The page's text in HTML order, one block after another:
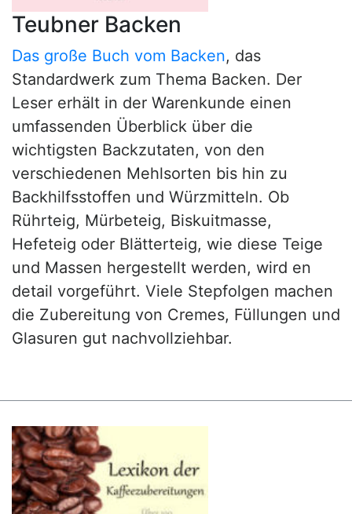
Teubner Backen
Das große Buch vom Backen, das
Standardwerk zum Thema Backen. Der
Leser erhält in der Warenkunde einen
umfassenden Überblick über die
wichtigsten Backzutaten, von den
verschiedenen Mehlsorten bis hin zu
Backhilfsstoffen und Würzmitteln. Ob
Rührteig, Mürbeteig, Biskuitmasse,
Hefeteig oder Blätterteig, wie diese Teige
und Massen hergestellt werden, wird en
detail vorgeführt. Viele Stepfolgen machen
die Zubereitung von Cremes, Füllungen und
Glasuren gut nachvollziehbar.